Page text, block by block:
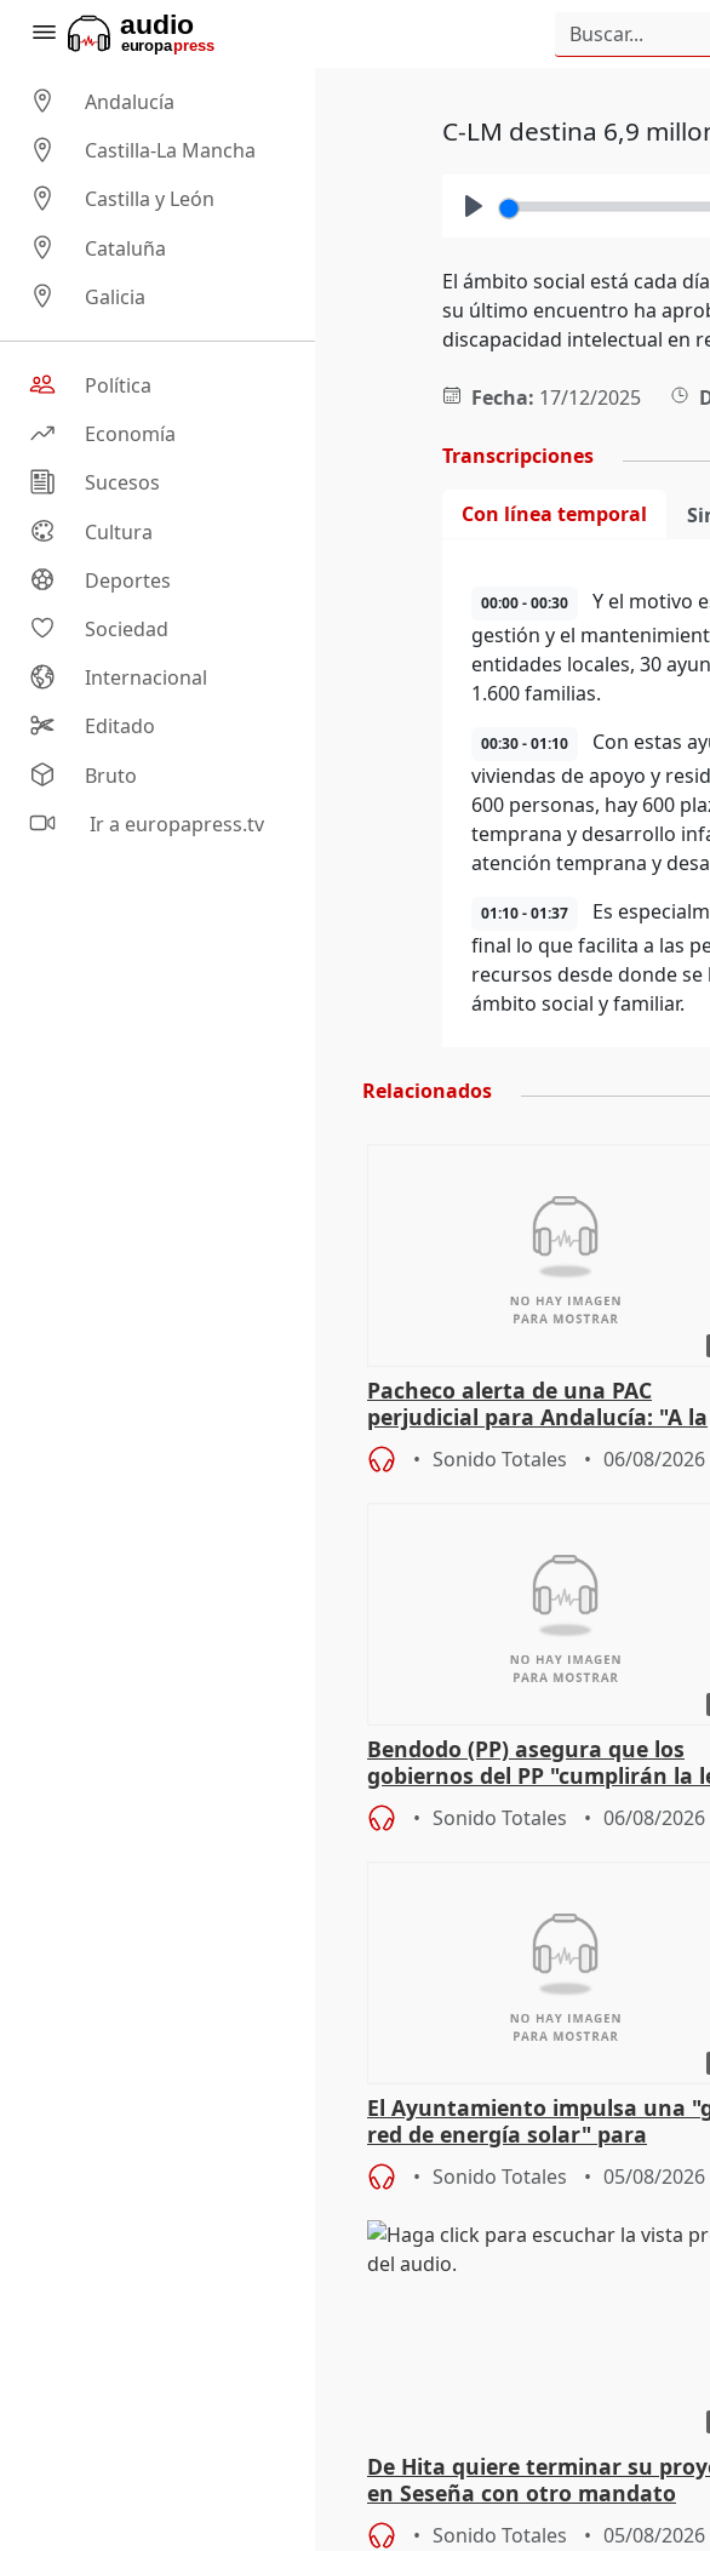
Andalucía
Castilla-La Mancha
Castilla y León
Cataluña
Galicia
Política
Economía
Sucesos
Cultura
Deportes
Sociedad
Internacional
Editado
Bruto
Ir a europapress.tv
C-LM destina 6,9
El ámbito social está cada
su último encuentro ha
discapacidad intelectual en
Fecha: 17/12/2025
Transcripciones
Con línea temporal
00:00 - 00:30
Y el motivo
gestión y el
entidades locales, 30
1.600 familias.
00:30 - 01:10
Con estas
viviendas de apoyo y
600 personas, hay 600
temprana y desarrollo
atención temprana y
01:10 - 01:37
Es
final lo que facilita a las
recursos desde donde
ámbito social y familiar.
Relacionados
Pacheco alerta de una PAC
perjudicial para Andalucía: "A la
agricultura hay que protegerla"
Sonido Totales 06/08/2026
Bendodo (PP) asegura que los
gobiernos del PP "cumplirán la
sobre los menores migrantes
Sonido Totales 06/08/2026
El Ayuntamiento impulsa una
red de energía solar" para
autoconsumo
Sonido Totales 05/08/2026
De Hita quiere terminar su
en Seseña con otro mandato
Sonido Totales 05/08/2026